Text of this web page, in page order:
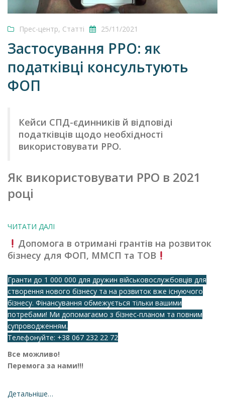
Прес-центр, Статті 25/11/2021
Застосування РРО: як
податківці консультують
ФОП
Кейси СПД-єдинників й відповіді
податківців щодо необхідності
використовувати РРО.
Як використовувати РРО в 2021
році
ЧИТАТИ ДАЛІ
Допомога в отримані грантів на розвиток
бізнесу для ФОП, ММСП та ТОВ
Гранти до 1 000 000 для дружин військовослужбовців для
створення нового бізнесу та на розвиток вже існуючого
бізнесу. Фінансування обмежується тільки вашими
потребами! Ми допомагаємо з бізнес-планом та повним
супроводженням.
Телефонуйте: +38 067 232 22 72
Все можливо!
Перемога за нами!!!
Детальніше…